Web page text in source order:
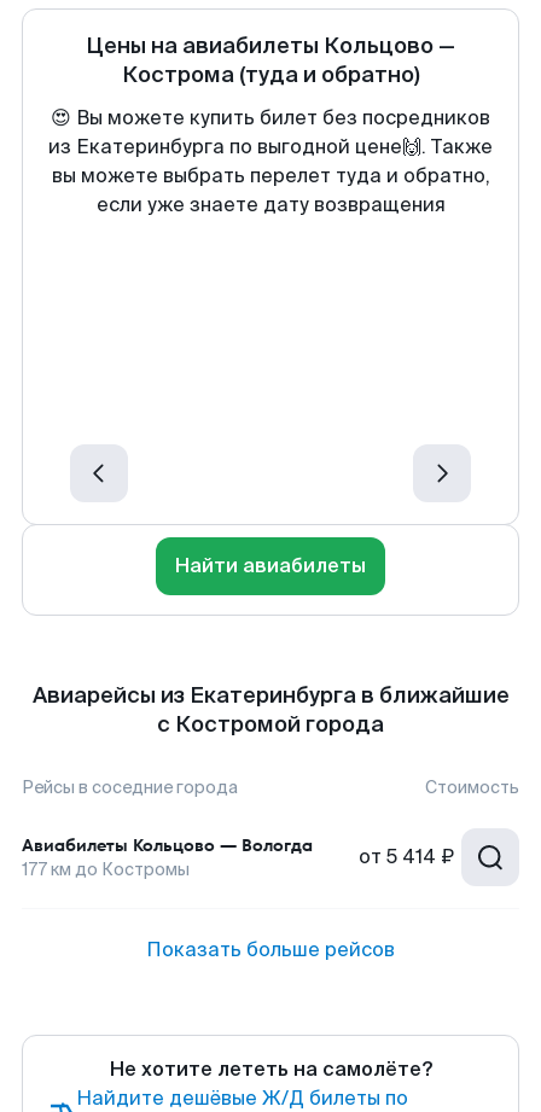
Цены на авиабилеты Кольцово —
Кострома (туда и обратно)
😍 Вы можете купить билет без посредников
из Екатеринбурга по выгодной цене🙌. Также
вы можете выбрать перелет туда и обратно,
если уже знаете дату возвращения
Найти авиабилеты
Авиарейсы из Екатеринбурга в ближайшие
с Костромой города
Рейсы в соседние города Стоимость
Авиабилеты Кольцово — Вологда
177км до Костромы от 5 414 ₽
Показать больше рейсов
Не хотите лететь на самолёте?
Найдите дешёвые Ж/Д билеты по